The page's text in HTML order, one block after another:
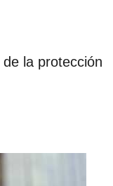
la protección